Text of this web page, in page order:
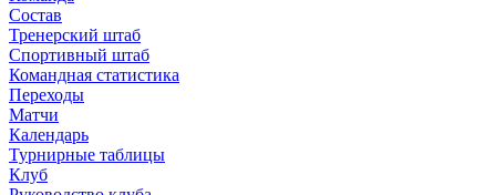
Состав
Тренерский штаб
Спортивный штаб
Командная статистика
Переходы
Матчи
Календарь
Турнирные таблицы
Клуб